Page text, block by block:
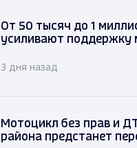
От 50 тысяч до 1
усиливают поддержку
3 дня назад
Мотоцикл без прав и
района предстанет